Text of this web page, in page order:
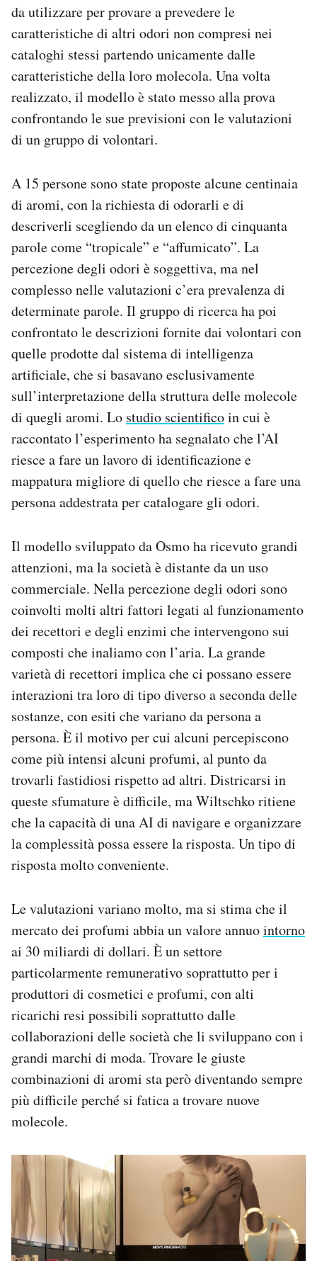
da utilizzare per provare a prevedere le
caratteristiche di altri odori non compresi nei
cataloghi stessi partendo unicamente dalle
caratteristiche della loro molecola. Una volta
realizzato, il modello è stato messo alla prova
confrontando le sue previsioni con le valutazioni
di un gruppo di volontari.
A 15 persone sono state proposte alcune centinaia
di aromi, con la richiesta di odorarli e di
descriverli scegliendo da un elenco di cinquanta
parole come “tropicale” e “affumicato”. La
percezione degli odori è soggettiva, ma nel
complesso nelle valutazioni c’era prevalenza di
determinate parole. Il gruppo di ricerca ha poi
confrontato le descrizioni fornite dai volontari con
quelle prodotte dal sistema di intelligenza
artificiale, che si basavano esclusivamente
sull’interpretazione della struttura delle molecole
di quegli aromi. Lo studio scientificoin cui è
raccontato l’esperimento ha segnalato che l’AI
riesce a fare un lavoro di identificazione e
mappatura migliore di quello che riesce a fare una
persona addestrata per catalogare gli odori.
Il modello sviluppato da Osmo ha ricevuto grandi
attenzioni, ma la società è distante da un uso
commerciale. Nella percezione degli odori sono
coinvolti molti altri fattori legati al funzionamento
dei recettori e degli enzimi che intervengono sui
composti che inaliamo con l’aria. La grande
varietà di recettori implica che ci possano essere
interazioni tra loro di tipo diverso a seconda delle
sostanze, con esiti che variano da persona a
persona. È il motivo per cui alcuni percepiscono
come più intensi alcuni profumi, al punto da
trovarli fastidiosi rispetto ad altri. Districarsi in
queste sfumature è difficile, ma Wiltschko ritiene
che la capacità di una AI di navigare e organizzare
la complessità possa essere la risposta. Un tipo di
risposta molto conveniente.
Le valutazioni variano molto, ma si stima che il
mercato dei profumi abbia un valore annuointorno
ai 30 miliardi di dollari. È un settore
particolarmente remunerativo soprattutto per i
produttori di cosmetici e profumi, con alti
ricarichi resi possibili soprattutto dalle
collaborazioni delle società che li sviluppano con i
grandi marchi di moda. Trovare le giuste
combinazioni di aromi sta però diventando sempre
più difficile perché si fatica a trovare nuove
molecole.